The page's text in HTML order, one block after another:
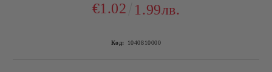
€1.02 1.99лв.
Код: 1040810000